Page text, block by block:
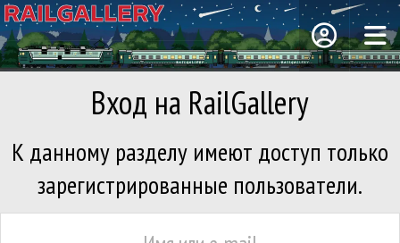
Вход на RailGallery
К данному разделу имеют доступ только
зарегистрированные пользователи.